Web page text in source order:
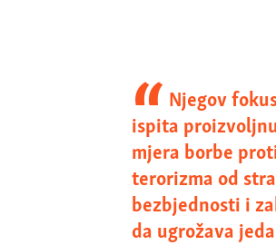
Njegov
ispita
mjera borbe
terorizma od
bezbjednosti i
da ugrožava